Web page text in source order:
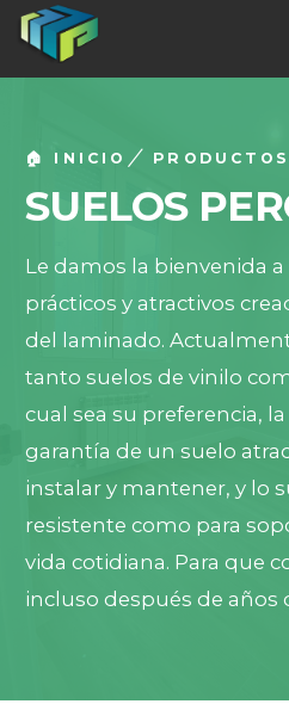
🏠 INICIO PRODUCTOS
SUELOS
Le damos la bienvenida
prácticos y atractivos
del laminado.
tanto suelos de vinilo
cual sea su preferencia,
garantía de un suelo
instalar y mantener, y lo
resistente como para
vida cotidiana. Para que
incluso después de años